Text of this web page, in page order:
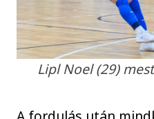
Lipl Noel (29)